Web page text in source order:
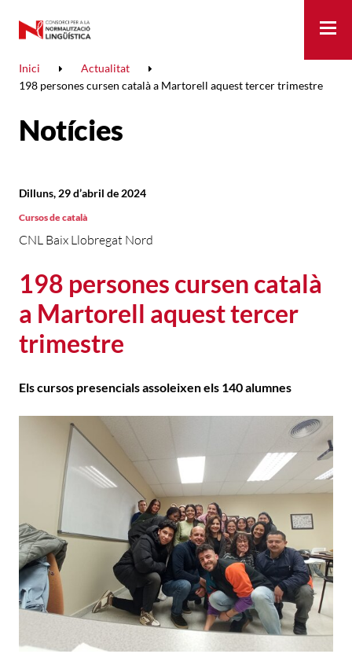
Inici
Actualitat
198 persones cursen català a Martorell aquest tercer trimestre
Notícies
198 persones cursen català
a Martorell aquest tercer
trimestre
CNL Baix Llobregat Nord
Dilluns, 29 d’abril de 2024
Cursos de català
Els cursos presencials assoleixen els 140 alumnes